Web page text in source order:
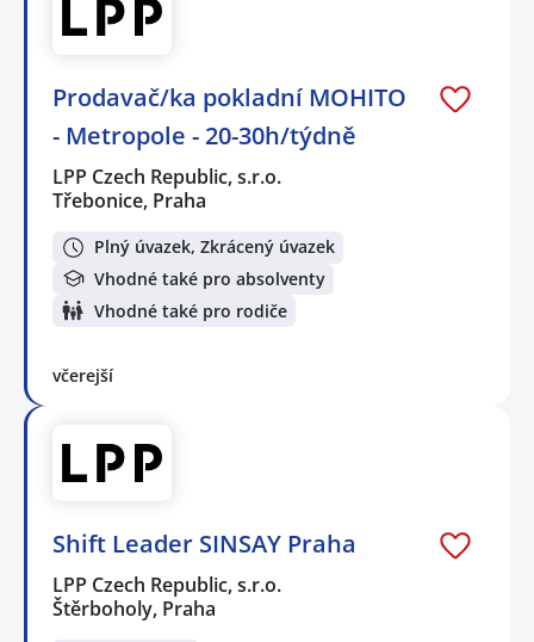
Prodavač/ka pokladní MOHITO
- Metropole - 20-30h/týdně
LPP Czech Republic, s.r.o.
Třebonice, Praha
Plný úvazek, Zkrácený úvazek
Vhodné také pro absolventy
Vhodné také pro rodiče
včerejší
Shift Leader SINSAY Praha
LPP Czech Republic, s.r.o.
Štěrboholy, Praha